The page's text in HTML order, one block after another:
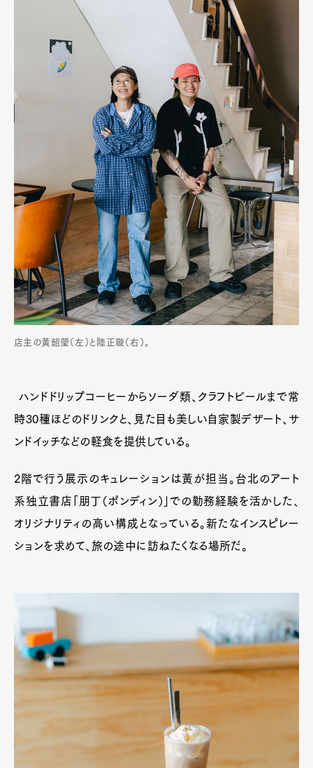
店主の黃韶瑩（左）と陸正璇（右）。
ハンドドリップコーヒーからソーダ類、クラフトビールまで常
時30種ほどのドリンクと、見た目も美しい自家製デザート、サ
ンドイッチなどの軽食を提供している。
2階で行う展示のキュレーションは黃が担当。台北のアート
系独立書店「朋丁（ポンディン）」での勤務経験を活かした、
オリジナリティの高い構成となっている。新たなインスピレー
ションを求めて、旅の途中に訪ねたくなる場所だ。